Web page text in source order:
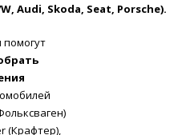
Audi Skoda Seat Porsche).
(Крафтер),